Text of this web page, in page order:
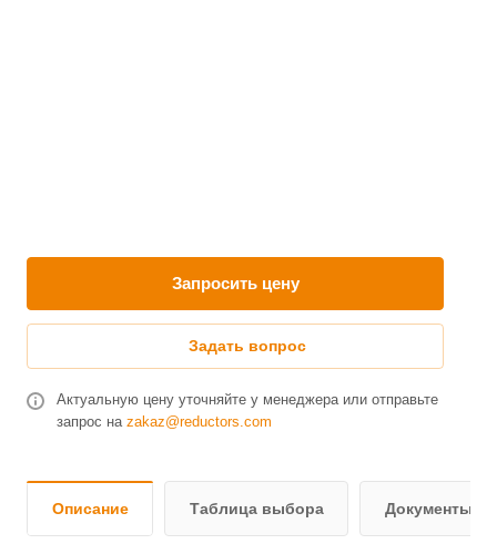
Запросить цену
Задать вопрос
Актуальную цену уточняйте у менеджера или отправьте
запрос на zakaz@reductors.com
Описание Таблица выбора Документы и